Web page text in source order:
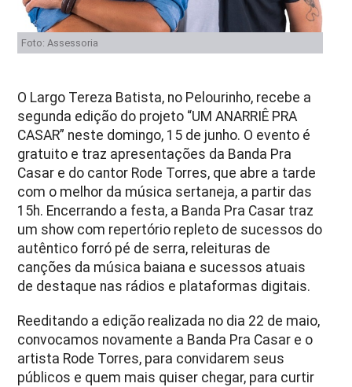
Foto: Assessoria
O Largo Tereza Batista, no Pelourinho, recebe a
segunda edição do projeto “UM ANARRIÊ PRA
CASAR” neste domingo, 15 de junho. O evento é
gratuito e traz apresentações da Banda Pra
Casar e do cantor Rode Torres, que abre a tarde
com o melhor da música sertaneja, a partir das
15h. Encerrando a festa, a Banda Pra Casar traz
um show com repertório repleto de sucessos do
autêntico forró pé de serra, releituras de
canções da música baiana e sucessos atuais
de destaque nas rádios e plataformas digitais.
Reeditando a edição realizada no dia 22 de maio,
convocamos novamente a Banda Pra Casar e o
artista Rode Torres, para convidarem seus
públicos e quem mais quiser chegar, para curtir